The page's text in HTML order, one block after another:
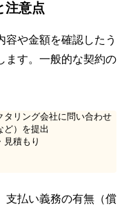
注意点
容や金額を確認したう
ます。一般的な契約の
タリング会社に問い合わせ
ど）を提出
見積もり
支払い義務の有無（償